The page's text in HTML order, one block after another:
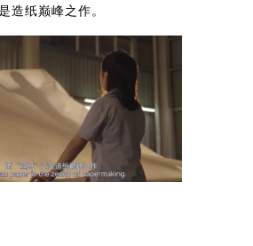
造纸巅峰之作。